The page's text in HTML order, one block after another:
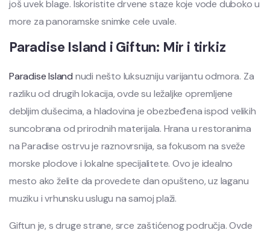
još uvek blage. Iskoristite drvene staze koje vode duboko u
more za panoramske snimke cele uvale.
Paradise Island i Giftun: Mir i tirkiz
Paradise Island nudi nešto luksuzniju varijantu odmora. Za
razliku od drugih lokacija, ovde su ležaljke opremljene
debljim dušecima, a hladovina je obezbeđena ispod velikih
suncobrana od prirodnih materijala. Hrana u restoranima
na Paradise ostrvu je raznovrsnija, sa fokusom na sveže
morske plodove i lokalne specijalitete. Ovo je idealno
mesto ako želite da provedete dan opušteno, uz laganu
muziku i vrhunsku uslugu na samoj plaži.
Giftun je, s druge strane, srce zaštićenog područja. Ovde